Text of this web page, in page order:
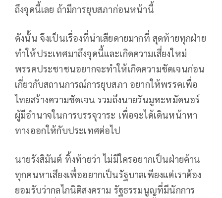
ถึงจุดนี้เลย ถ้ามีการยุบสภาก่อนหน้านี้
ดังนั้น จึงเป็นเรื่องที่น่าเสียดายมากที่ สุดท้ายทุกฝ่าย
ทำให้ประเทศมาถึงจุดนี้และเกิดความเสี่ยงใหม่
พรรคประชาชนอยากจะทำให้เกิดความชัดเจนก่อน
เกี่ยวกับสถานการณ์การยุบสภา อยากให้พรรคเพื่อ
ไทยสร้างความชัดเจน รวมถึงนายวันมูหะหมัดนอร์
ผู้มีอำนาจในการบรรจุวาระ เพื่อจะได้เดินหน้าหา
ทางออกให้กับประเทศต่อไป
นายรังสิมันต์ ทิ้งท้ายว่า ไม่มีใครอยากเป็นฝ่ายค้าน
ทุกคนหาเสียงเพื่ออยากเป็นรัฐบาลเพียงแต่เราต้อง
ยอมรับว่ากลไกนิติสงคราม รัฐธรรมนูญที่มีนักการ